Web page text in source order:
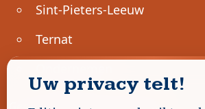
Sint-Pieters-Leeuw
Ternat
Uw privacy telt!